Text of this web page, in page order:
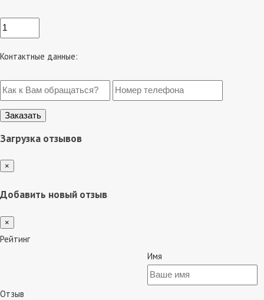
Контактные данные:
Загрузка отзывов
×
Добавить новый отзыв
×
Рейтинг
Имя
Отзыв